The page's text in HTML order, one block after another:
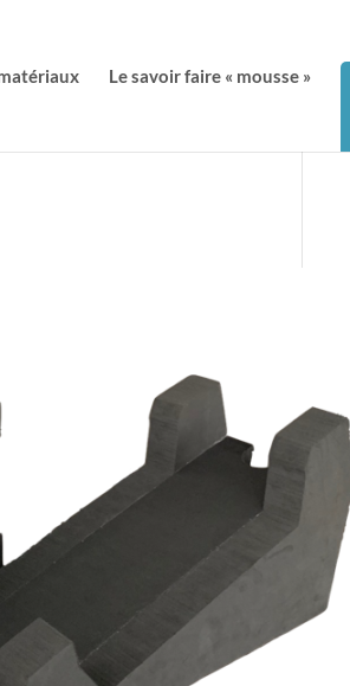
Le savoir faire « mousse »